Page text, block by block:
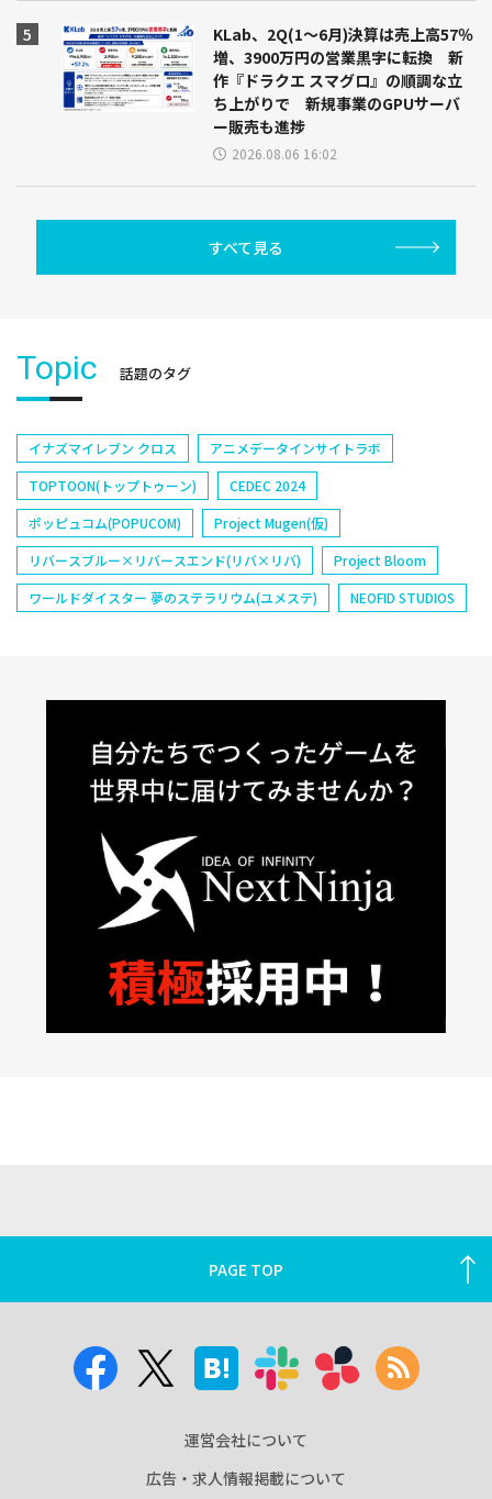
KLab、2Q(1～6月)決算は売上高57％
増、3900万円の営業黒字に転換 新
作『ドラクエ スマグロ』の順調な立
ち上がりで 新規事業のGPUサーバ
ー販売も進捗
2026.08.06 16:02
すべて見る
Topic 話題のタグ
イナズマイレブン クロス
アニメデータインサイトラボ
TOPTOON(トップトゥーン)
CEDEC 2024
ポッピュコム(POPUCOM)
Project Mugen(仮)
リバースブルー×リバースエンド(リバ×リバ)
Project Bloom
ワールドダイスター 夢のステラリウム(ユメステ)
NEOFID STUDIOS
PAGE TOP
運営会社について
広告・求人情報掲載について